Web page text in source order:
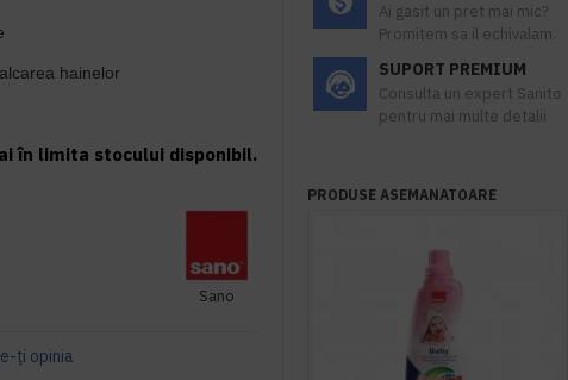
hainelor
în limita stocului disponibil.
Sano
ţi opinia
Ai gasit un pret mai mic?
Promitem sa il echivalam.
SUPORT PREMIUM
Consulta un expert Sanito
pentru mai multe detalii
PRODUSE ASEMANATOARE